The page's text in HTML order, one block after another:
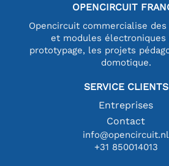
OPENCIRCUIT
Opencircuit commercialise
et modules électroniques
prototypage, les projets
domotique.
SERVICE CLIENTS
Entreprises
Contact
info@opencircuit.nl
+31 850014013